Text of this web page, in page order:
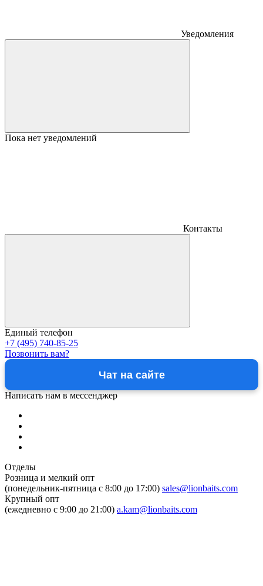
Уведомления
Пока нет уведомлений
Контакты
Единый телефон
+7 (495) 740-85-25
Позвонить вам?
Чат на сайте
Написать нам в мессенджер
Отделы
Розница и мелкий опт
(понедельник-пятница c 8:00 до 17:00) sales@lionbaits.com
Крупный опт
(ежедневно с 9:00 до 21:00) a.kam@lionbaits.com